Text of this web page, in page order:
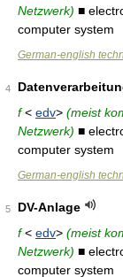
Netzwerk) ■
computer system
German-english
4
f< edv> (meist
Netzwerk) ■
computer system
German-english
5
DV-Anlage
f< edv> (meist
Netzwerk) ■
computer system